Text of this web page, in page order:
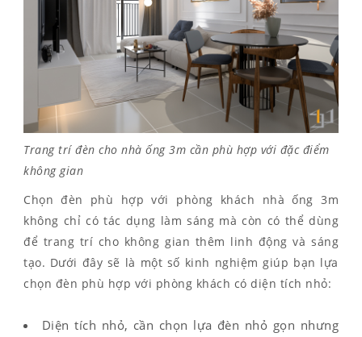
Trang trí đèn cho nhà ống 3m cần phù hợp với đặc điểm
không gian
Chọn đèn phù hợp với phòng khách nhà ống 3m
không chỉ có tác dụng làm sáng mà còn có thể dùng
để trang trí cho không gian thêm linh động và sáng
tạo. Dưới đây sẽ là một số kinh nghiệm giúp bạn lựa
chọn đèn phù hợp với phòng khách có diện tích nhỏ:
Diện tích nhỏ, cần chọn lựa đèn nhỏ gọn nhưng